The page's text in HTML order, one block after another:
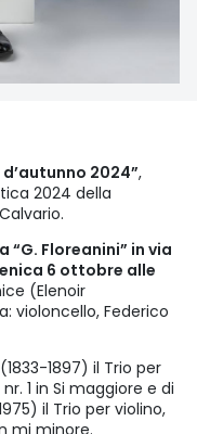
2024”,
2024 della
Floreanini” in via
6 ottobre alle
(Elenoir
violoncello, Federico
1897) il Trio per
1 in Si maggiore e di
il Trio per violino,
mi minore.